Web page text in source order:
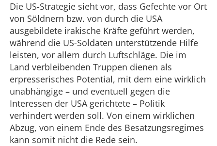
Die US-Strategie sieht vor, dass Gefechte vor Ort
von Söldnern bzw. von durch die USA
ausgebildete irakische Kräfte geführt werden,
während die US-Soldaten unterstützende Hilfe
leisten, vor allem durch Luftschläge. Die im
Land verbleibenden Truppen dienen als
erpresserisches Potential, mit dem eine wirklich
unabhängige – und eventuell gegen die
Interessen der USA gerichtete – Politik
verhindert werden soll. Von einem wirklichen
Abzug, von einem Ende des Besatzungsregimes
kann somit nicht die Rede sein.